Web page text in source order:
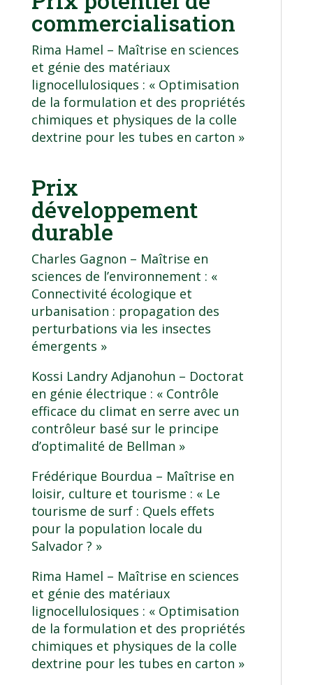
commercialisation
Rima Hamel – Maîtrise en sciences
et génie des matériaux
lignocellulosiques : « Optimisation
de la formulation et des propriétés
chimiques et physiques de la colle
dextrine pour les tubes en carton »
Prix
développement
durable
Charles Gagnon – Maîtrise en
sciences de l’environnement : «
Connectivité écologique et
urbanisation : propagation des
perturbations via les insectes
émergents »
Kossi Landry Adjanohun – Doctorat
en génie électrique : « Contrôle
efficace du climat en serre avec un
contrôleur basé sur le principe
d’optimalité de Bellman »
Frédérique Bourdua – Maîtrise en
loisir, culture et tourisme : « Le
tourisme de surf : Quels effets
pour la population locale du
Salvador ? »
Rima Hamel – Maîtrise en sciences
et génie des matériaux
lignocellulosiques : « Optimisation
de la formulation et des propriétés
chimiques et physiques de la colle
dextrine pour les tubes en carton »